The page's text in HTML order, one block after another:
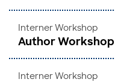
Interner Workshop
Author Workshop
Interner Workshop